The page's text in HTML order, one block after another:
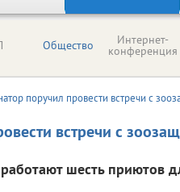
Общество Интернет-
конференция
поручил провести встречи с
встречи с
шесть приютов